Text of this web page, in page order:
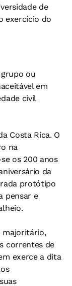
de
exercício do
ou
em
civil
Costa Rica. O
na
os 200 anos
da
protótipo
pensar e
majoritário,
correntes de
exerce a dita